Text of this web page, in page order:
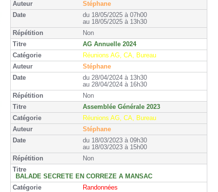
Stéphane
du 18/05/2025 à 07h00
au 18/05/2025 à 13h30
Non
AG Annuelle 2024
Réunions AG, CA, Bureau
Stéphane
du 28/04/2024 à 13h30
au 28/04/2024 à 16h30
Non
Assemblée Générale 2023
Réunions AG, CA, Bureau
Stéphane
du 18/03/2023 à 09h30
au 18/03/2023 à 15h00
Non
BALADE SECRETE EN CORREZE A MANSAC
Randonnées